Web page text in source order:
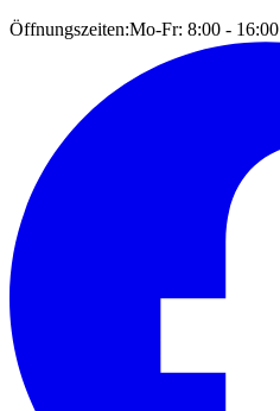
Öffnungszeiten:Mo-Fr: 8:00 - 16:00